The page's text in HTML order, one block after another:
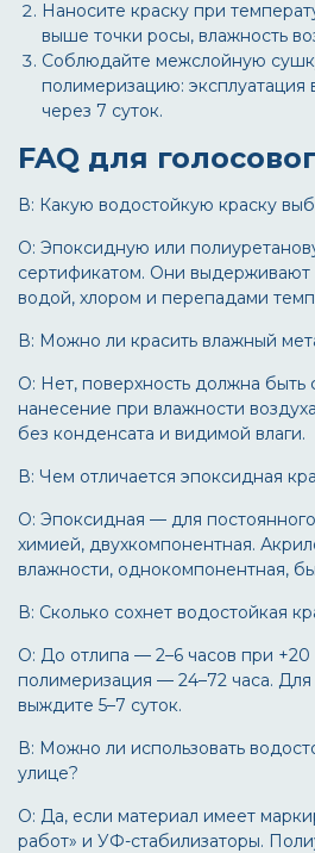
Наносите краску при
выше точки росы, влажность
Соблюдайте межслойную
полимеризацию:
через 7 суток.
FAQ для
В: Какую водостойкую краску
О: Эпоксидную или
сертификатом. Они выдерживают
водой, хлором и перепадами
В: Можно ли красить влажный
О: Нет, поверхность должна быть
нанесение при влажности
без конденсата и видимой влаги.
В: Чем отличается эпоксидная
О: Эпоксидная — для
химией, двухкомпонентная.
влажности, однокомпонентная,
В: Сколько сохнет водостойкая
О: До отлипа — 2–6 часов при +20
полимеризация — 24–72 часа.
выждите 5–7 суток.
В: Можно ли использовать
улице?
О: Да, если материал имеет
работ» и УФ-стабилизаторы.